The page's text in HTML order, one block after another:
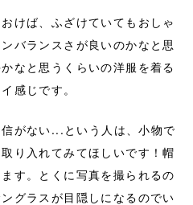
けば、ふざけていてもおしゃ
バランスさが良いのかなと思
なと思うくらいの洋服を着る
感じです。
がない...という人は、小物で
り入れてみてほしいです！帽
す。とくに写真を撮られるの
グラスが目隠しになるのでい